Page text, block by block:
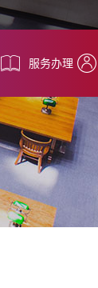
服务办理